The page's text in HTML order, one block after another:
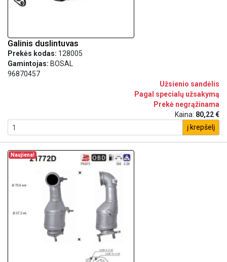
Galinis duslintuvas
Prekės kodas: 128005
Gamintojas: BOSAL
96870457
Užsienio sandėlis
Pagal specialų užsakymą
Prekė negrąžinama
Kaina: 80,22 €
į krepšelį
Naujiena!